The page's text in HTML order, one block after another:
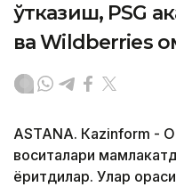
ўтказиш, PSG
ва Wildberries
ASTANА. Кazinform -
воситалари
ёритдилар. Улар